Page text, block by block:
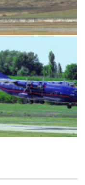
An124, RA-82013
MC-130, 15731